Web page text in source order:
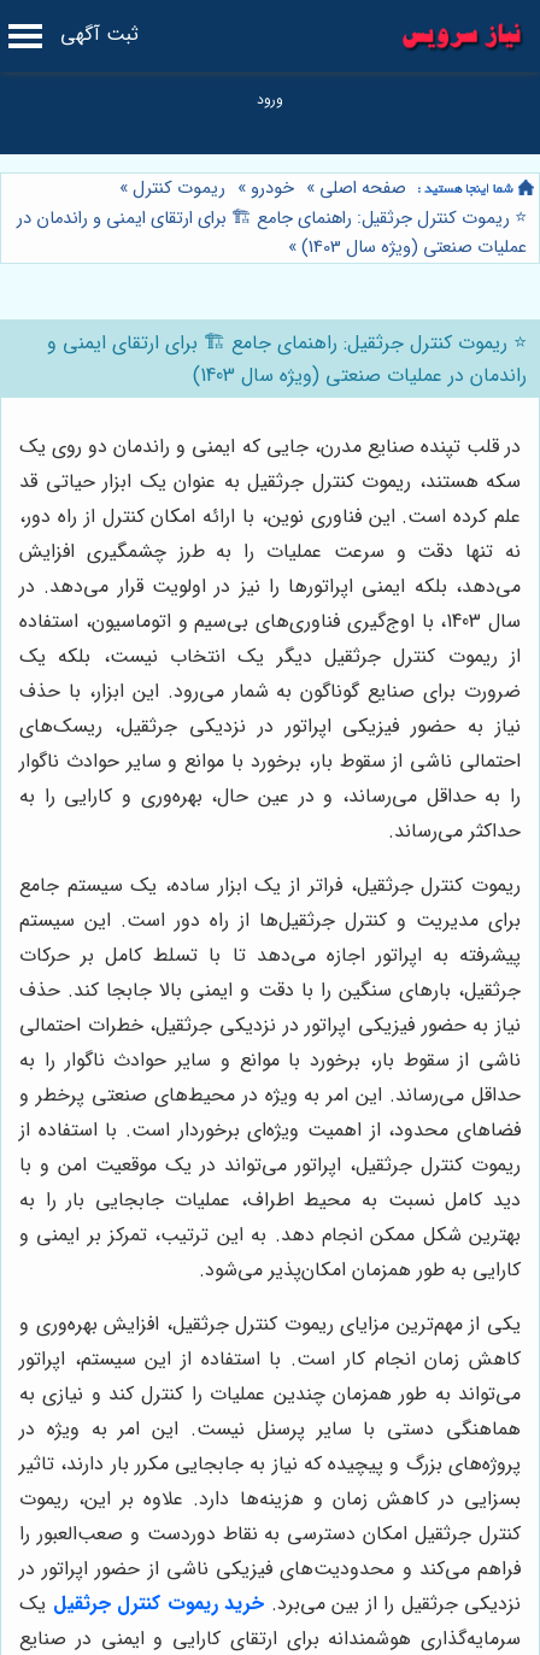
ثبت آگهی
صفحه اصلی » خودرو » ریموت کنترل»
⭐️ ریموت کنترل جرثقیل: راهنمای جامع 🏗️ برای ارتقای ایمنی و راندمان در
عملیات صنعتی (ویژه سال 1403)
»
⭐️ ریموت کنترل جرثقیل: راهنمای جامع 🏗️ برای ارتقای ایمنی و
راندمان در عملیات صنعتی (ویژه سال 1403)
در قلب تپنده صنایع مدرن، جایی که ایمنی و راندمان دو روی یک
سکه هستند، ریموت کنترل جرثقیل به عنوان یک ابزار حیاتی قد
علم کرده است. این فناوری نوین، با ارائه امکان کنترل از راه دور،
نه تنها دقت و سرعت عملیات را به طرز چشمگیری افزایش
می‌دهد، بلکه ایمنی اپراتورها را نیز در اولویت قرار می‌دهد. در
سال 1403، با اوج‌گیری فناوری‌های بی‌سیم و اتوماسیون، استفاده
از ریموت کنترل جرثقیل دیگر یک انتخاب نیست، بلکه یک
ضرورت برای صنایع گوناگون به شمار می‌رود. این ابزار، با حذف
نیاز به حضور فیزیکی اپراتور در نزدیکی جرثقیل، ریسک‌های
احتمالی ناشی از سقوط بار، برخورد با موانع و سایر حوادث ناگوار
را به حداقل می‌رساند، و در عین حال، بهره‌وری و کارایی را به
حداکثر می‌رساند.
ریموت کنترل جرثقیل، فراتر از یک ابزار ساده، یک سیستم جامع
برای مدیریت و کنترل جرثقیل‌ها از راه دور است. این سیستم
پیشرفته به اپراتور اجازه می‌دهد تا با تسلط کامل بر حرکات
جرثقیل، بارهای سنگین را با دقت و ایمنی بالا جابجا کند. حذف
نیاز به حضور فیزیکی اپراتور در نزدیکی جرثقیل، خطرات احتمالی
ناشی از سقوط بار، برخورد با موانع و سایر حوادث ناگوار را به
حداقل می‌رساند. این امر به ویژه در محیط‌های صنعتی پرخطر و
فضاهای محدود، از اهمیت ویژه‌ای برخوردار است. با استفاده از
ریموت کنترل جرثقیل، اپراتور می‌تواند در یک موقعیت امن و با
دید کامل نسبت به محیط اطراف، عملیات جابجایی بار را به
بهترین شکل ممکن انجام دهد. به این ترتیب، تمرکز بر ایمنی و
کارایی به طور همزمان امکان‌پذیر می‌شود.
یکی از مهم‌ترین مزایای ریموت کنترل جرثقیل، افزایش بهره‌وری و
کاهش زمان انجام کار است. با استفاده از این سیستم، اپراتور
می‌تواند به طور همزمان چندین عملیات را کنترل کند و نیازی به
هماهنگی دستی با سایر پرسنل نیست. این امر به ویژه در
پروژه‌های بزرگ و پیچیده که نیاز به جابجایی مکرر بار دارند، تاثیر
بسزایی در کاهش زمان و هزینه‌ها دارد. علاوه بر این، ریموت
کنترل جرثقیل امکان دسترسی به نقاط دوردست و صعب‌العبور را
فراهم می‌کند و محدودیت‌های فیزیکی ناشی از حضور اپراتور در
نزدیکی جرثقیل را از بین می‌برد. خرید ریموت کنترل جرثقیل یک
سرمایه‌گذاری هوشمندانه برای ارتقای کارایی و ایمنی در صنایع